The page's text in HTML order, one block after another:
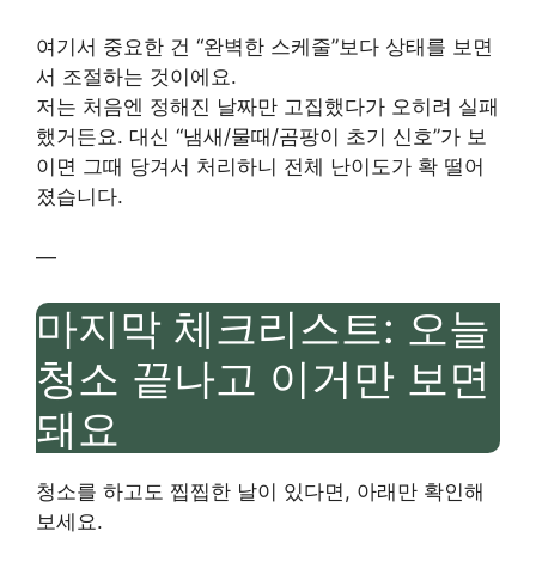
여기서 중요한 건 “완벽한 스케줄”보다 상태를 보면
서 조절하는 것이에요.
저는 처음엔 정해진 날짜만 고집했다가 오히려 실패
했거든요. 대신 “냄새/물때/곰팡이 초기 신호”가 보
이면 그때 당겨서 처리하니 전체 난이도가 확 떨어
졌습니다.
—
마지막 체크리스트: 오늘
청소 끝나고 이거만 보면
돼요
청소를 하고도 찝찝한 날이 있다면, 아래만 확인해
보세요.